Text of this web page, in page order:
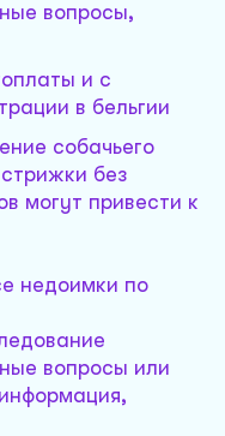
вопросы,
и с
в бельгии
собачьего
без
могут привести к
недоимки по
вопросы или